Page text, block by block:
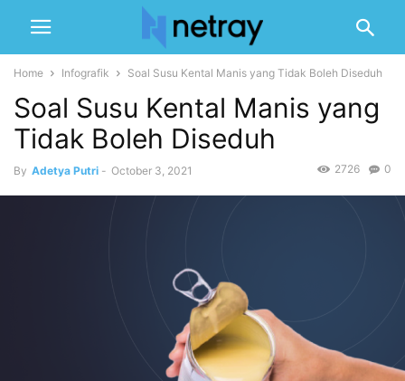
Home Infografik Soal Susu Kental Manis yang Tidak Boleh Diseduh
Soal Susu Kental Manis yang
Tidak Boleh Diseduh
By Adetya Putri - October 3, 2021 0
2726